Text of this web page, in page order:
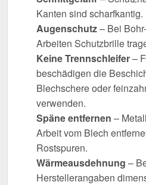
Kanten sind scharfkantig.
Augenschutz– Bei
Arbeiten Schutzbrille
Keine Trennschleifer–
beschädigen die
Blechschere oder
verwenden.
Späne entfernen –
Arbeit vom Blech
Rostspuren.
Wärmeausdehnung –
Herstellerangaben